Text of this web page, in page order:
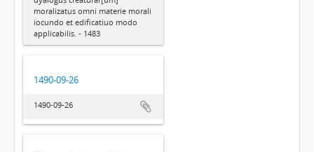
moralizatus omni materie morali
iocundo et edificatiuo modo
applicabilis. - 1483
1490-09-26
1490-09-26